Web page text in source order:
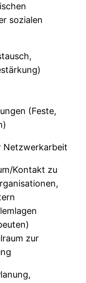
sozialen
(Feste,
Netzwerkarbeit
Kontakt zu
zur